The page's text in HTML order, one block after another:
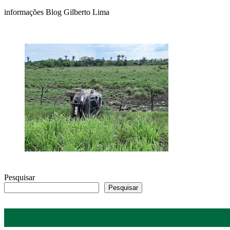
informações Blog Gilberto Lima
Pesquisar
Pesquisar